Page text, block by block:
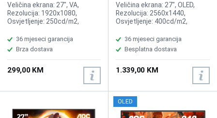
Gaming Display
Veličina ekrana: 27", VA,
Rezolucija: 1920x1080,
Osvjetljenje: 250cd/m2,
Osvježenje: 180Hz, Priključci:
HDMI 2.0, DisplayPort 1.4,
36 mjeseci garancija
Brza dostava
299,00 KM
AG276QZD2 2K OLED 240Hz
Gaming Display
Veličina ekrana: 27", OLED,
Rezolucija: 2560x1440,
Osvjetljenje: 400cd/m2,
Osvježenje: 240Hz, Adaptive
Sync, Priključci: 2xHDMI 2.0,
2xDisplayPort, 2xUSB 3.2,
USB-B 3.2, Zvučnici 2x5W
36 mjeseci garancija
Besplatna dostava
1.339,00 KM
OLED